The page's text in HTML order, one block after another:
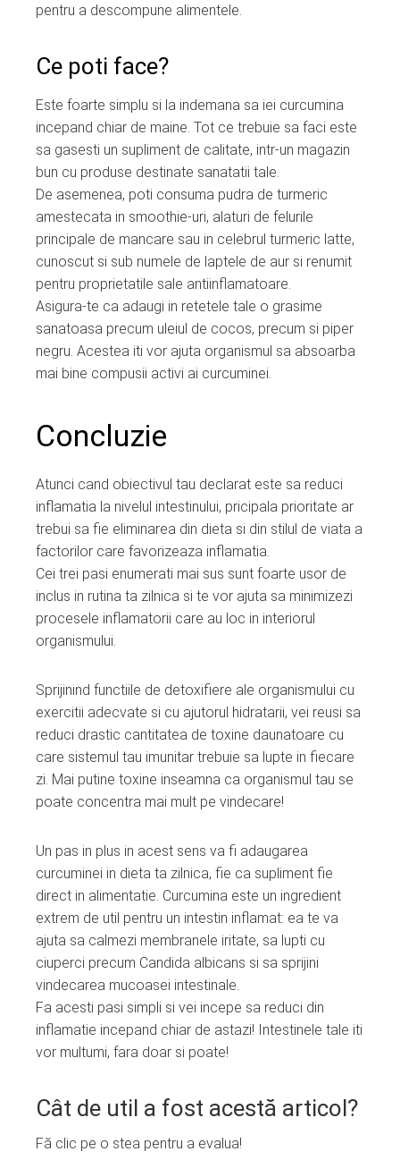
pentru a descompune alimentele.
Ce poti face?
Este foarte simplu si la indemana sa iei curcumina
incepand chiar de maine. Tot ce trebuie sa faci este
sa gasesti un supliment de calitate, intr-un magazin
bun cu produse destinate sanatatii tale.
De asemenea, poti consuma pudra de turmeric
amestecata in smoothie-uri, alaturi de felurile
principale de mancare sau in celebrul turmeric latte,
cunoscut si sub numele de laptele de aur si renumit
pentru proprietatile sale antiinflamatoare.
Asigura-te ca adaugi in retetele tale o grasime
sanatoasa precum uleiul de cocos, precum si piper
negru. Acestea iti vor ajuta organismul sa absoarba
mai bine compusii activi ai curcuminei.
Concluzie
Atunci cand obiectivul tau declarat este sa reduci
inflamatia la nivelul intestinului, pricipala prioritate ar
trebui sa fie eliminarea din dieta si din stilul de viata a
factorilor care favorizeaza inflamatia.
Cei trei pasi enumerati mai sus sunt foarte usor de
inclus in rutina ta zilnica si te vor ajuta sa minimizezi
procesele inflamatorii care au loc in interiorul
organismului.
Sprijinind functiile de detoxifiere ale organismului cu
exercitii adecvate si cu ajutorul hidratarii, vei reusi sa
reduci drastic cantitatea de toxine daunatoare cu
care sistemul tau imunitar trebuie sa lupte in fiecare
zi. Mai putine toxine inseamna ca organismul tau se
poate concentra mai mult pe vindecare!
Un pas in plus in acest sens va fi adaugarea
curcuminei in dieta ta zilnica, fie ca supliment fie
direct in alimentatie. Curcumina este un ingredient
extrem de util pentru un intestin inflamat: ea te va
ajuta sa calmezi membranele iritate, sa lupti cu
ciuperci precum Candida albicans si sa sprijini
vindecarea mucoasei intestinale.
Fa acesti pasi simpli si vei incepe sa reduci din
inflamatie incepand chiar de astazi! Intestinele tale iti
vor multumi, fara doar si poate!
Cât de util a fost acestă articol?
Fă clic pe o stea pentru a evalua!